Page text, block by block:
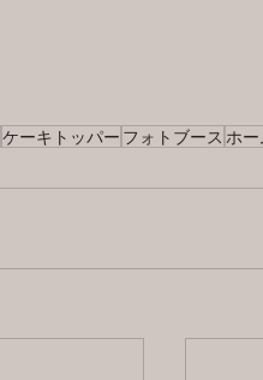
ケーキトッパー フォトブース ホー